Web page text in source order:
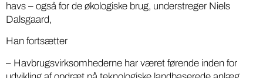
havs – også for de økologiske brug, understreger Niels
Dalsgaard,
Han fortsætter
– Havbrugsvirksomhederne har været førende inden for